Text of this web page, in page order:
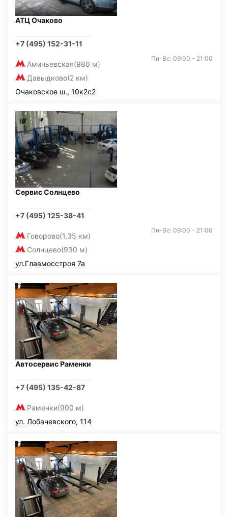
АТЦ Очаково
+7 (495) 152-31-11
Аминьевская(980 м)
Давыдково(2 км)
Пн-Вс: 09:00 - 21:00
Очаковское ш., 10к2с2
Сервис Солнцево
+7 (495) 125-38-41
Говорово(1,35 км)
Солнцево(930 м)
Пн-Вс: 09:00 - 21:00
ул.Главмосстроя 7а
Автосервис Раменки
+7 (495) 135-42-87
Раменки(900 м)
ул. Лобачевского, 114